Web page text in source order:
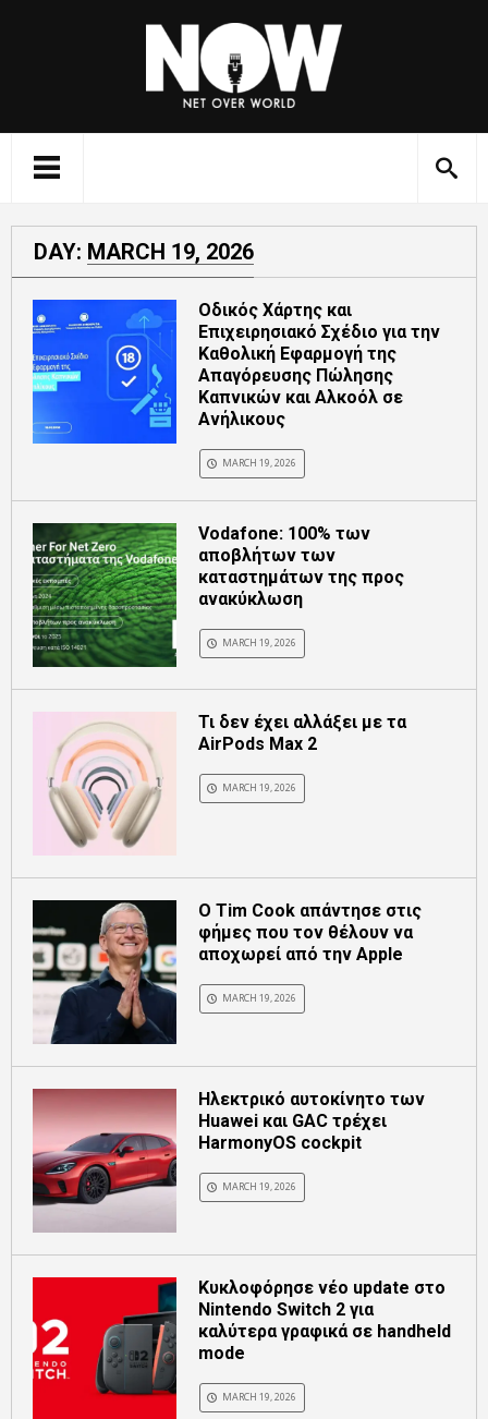
DAY: MARCH 19, 2026
Οδικός Χάρτης και
Επιχειρησιακό Σχέδιο για την
Καθολική Εφαρμογή της
Απαγόρευσης Πώλησης
Καπνικών και Αλκοόλ σε
Ανήλικους
MARCH 19, 2026
Vodafone: 100% των
αποβλήτων των
καταστημάτων της προς
ανακύκλωση
MARCH 19, 2026
Τι δεν έχει αλλάξει με τα
AirPods Max 2
MARCH 19, 2026
Ο Tim Cook απάντησε στις
φήμες που τον θέλουν να
αποχωρεί από την Apple
MARCH 19, 2026
Ηλεκτρικό αυτοκίνητο των
Huawei και GAC τρέχει
HarmonyOS cockpit
MARCH 19, 2026
Κυκλοφόρησε νέο update στο
Nintendo Switch 2 για
καλύτερα γραφικά σε handheld
mode
MARCH 19, 2026